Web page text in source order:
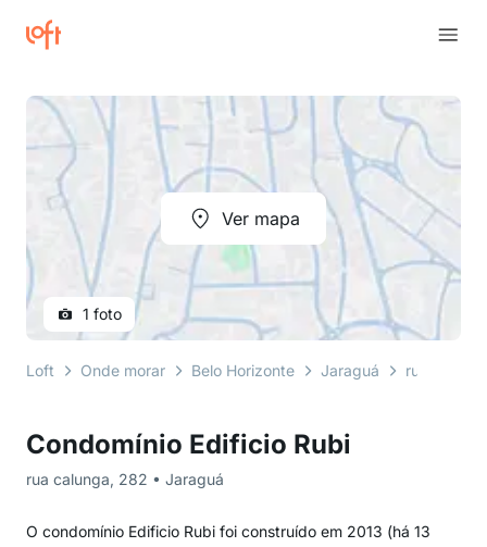
Condomínio Edificio Rubi
rua calunga, 282 • Jaraguá
O condomínio Edificio Rubi foi construído em 2013 (há 13
Ver mapa
1 foto
Loft Onde morar Belo Horizonte Jaraguá rua